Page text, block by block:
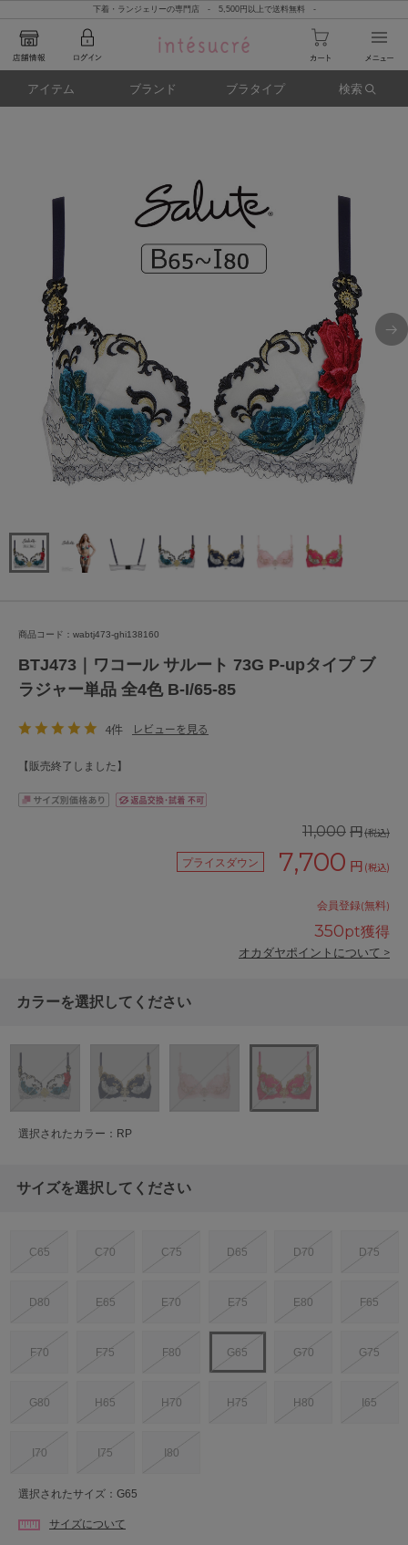
下着・ランジェリーの専門店 - 5,500円以上で送料無料 -
アイテム ブランド ブラタイプ 検索
商品コード：wabtj473-ghi138160
BTJ473｜ワコール サルート 73G P-upタイプ ブ
ラジャー単品 全4色 B-I/65-85
4件 レビューを見る
【販売終了しました】
11,000 円(税込)
プライスダウン 7,700 円 (税込)
会員登録(無料)
350pt獲得
オカダヤポイントについて >
カラーを選択してください
選択されたカラー：RP
サイズを選択してください
C65 C70 C75 D65 D70 D75
D80 E65 E70 E75 E80 F65
F70 F75 F80 G65 G70 G75
G80 H65 H70 H75 H80 I65
I70 I75 I80
選択されたサイズ：G65
サイズについて